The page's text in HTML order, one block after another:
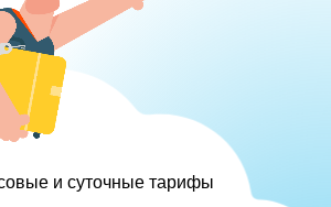
и суточные тарифы